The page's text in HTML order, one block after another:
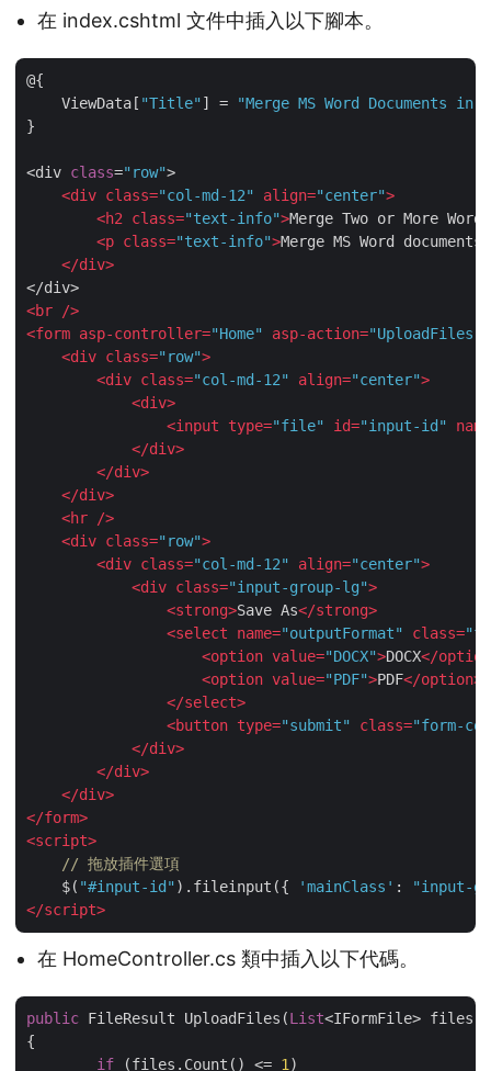
在 index.cshtml 文件中插入以下腳本。
@{
    ViewData[
"Title" ] =
"Merge MS Word Documents in
}
<div class="row">
<div class="col-md-12" align="center">
<h2 class="text-info">Merge Two or More Word
<p class="text-info">Merge MS Word
</div>
<br />
<form asp-controller="Home" asp-action="UploadFiles"
<div class="row">
<div class="col-md-12" align="center">
<div>
<input type="file" id="input-id"
name
</div>
</div>
</div>
<hr />
<div class="row">
<div class="col-md-12" align="center">
<div class="input-group-lg">
<strong>Save As</strong>
<select name="outputFormat" class=
<option value="DOCX">DOCX</option
<option value="PDF">PDF</option>
</select>
<button type="submit" class="form-
</div>
</div>
</div>
</form>
<script>
// 拖放插件選項
    $(
"#input-id" ).fileinput({ 'mainClass' :
"input-
</script>
在 HomeController.cs 類中插入以下代碼。
public FileResult UploadFiles(List<IFormFile> files,
{
if (files.Count() <= 1)